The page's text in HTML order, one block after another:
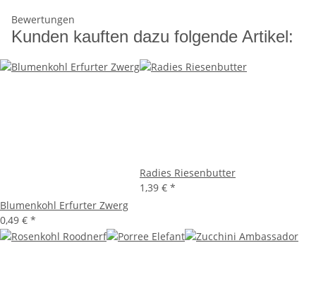
Bewertungen
Kunden kauften dazu folgende Artikel:
Blumenkohl Erfurter Zwerg
0,49 € *
Radies Riesenbutter
1,39 € *